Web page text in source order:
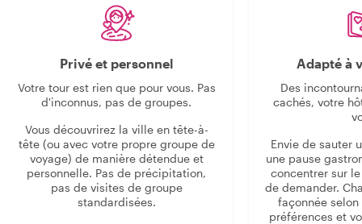
Privé et personnel
Votre tour est rien que pour vous. Pas
d'inconnus, pas de groupes.
Vous découvrirez la ville en tête-à-
tête (ou avec votre propre groupe de
voyage) de manière détendue et
personnelle. Pas de précipitation,
pas de visites de groupe
standardisées.
Adapté à
Des
cachés, votre
Envie de sauter
une pause
concentrer sur
de demander.
façonnée
préférences et